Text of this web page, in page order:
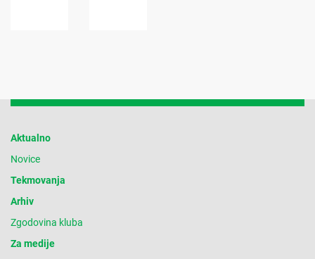
Aktualno
Novice
Tekmovanja
Arhiv
Zgodovina kluba
Za medije